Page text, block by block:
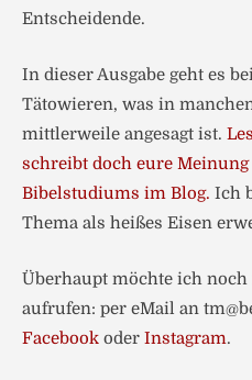
Entscheidende.
In dieser Ausgabe geht es
Tätowieren, was in
mittlerweile angesagt ist.
schreibt doch eure
Bibelstudiums im Blog. Ich
Thema als heißes Eisen
Überhaupt möchte ich
aufrufen: per eMail an
Facebook oder Instagram.